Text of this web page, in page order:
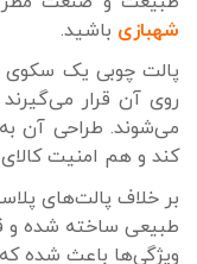
شهبازی باشید.
پالت چوبی یک سکوی
روی آن قرار
می‌شوند. طراحی آن
کند و هم امنیت
بر خلاف پالت‌های
طبیعی ساخته شده و
ویژگی‌ها باعث شده که